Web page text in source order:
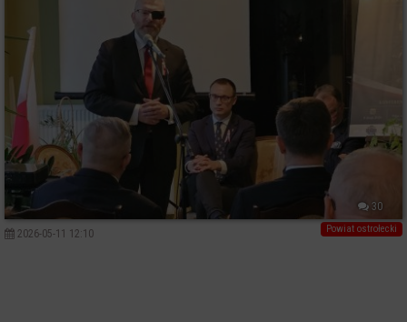
30
Powiat ostrołecki
2026-05-11 12:10